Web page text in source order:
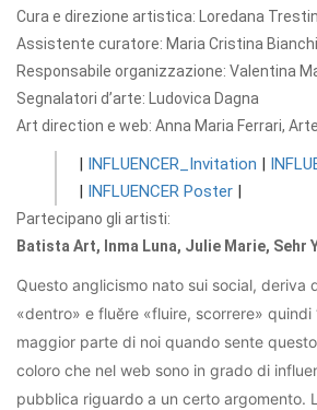
Cura e direzione artistica: Loredana Trestin
Assistente curatore: Maria Cristina Bianchi
Responsabile organizzazione: Valentina
Segnalatori d’arte: Ludovica Dagna
Art direction e web: Anna Maria Ferrari,
| INFLUENCER_Invitation |
| INFLUENCER Poster |
Partecipano gli artisti:
Batista Art, Inma Luna, Julie Marie, Sehr
Questo anglicismo nato sui social, deriva
«dentro» e fluĕre «fluire, scorrere» quindi
maggior parte di noi quando sente
coloro che nel web sono in grado di
pubblica riguardo a un certo argomento.